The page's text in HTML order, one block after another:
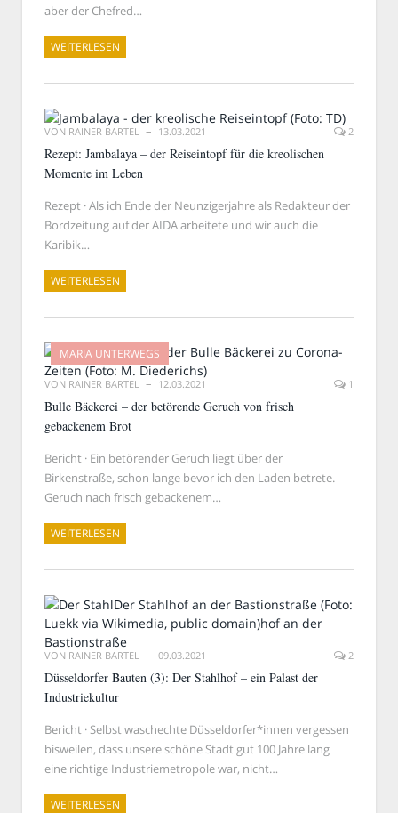
aber der Chefred…
WEITERLESEN
VON RAINER BARTEL 13.03.2021 2
Rezept: Jambalaya – der Reiseintopf für die kreolischen
Momente im Leben
Rezept · Als ich Ende der Neunzigerjahre als Redakteur der
Bordzeitung auf der AIDA arbeitete und wir auch die
Karibik…
WEITERLESEN
MARIA UNTERWEGS
VON RAINER BARTEL 12.03.2021 1
Bulle Bäckerei – der betörende Geruch von frisch
gebackenem Brot
Bericht · Ein betörender Geruch liegt über der
Birkenstraße, schon lange bevor ich den Laden betrete.
Geruch nach frisch gebackenem…
WEITERLESEN
VON RAINER BARTEL 09.03.2021 2
Düsseldorfer Bauten (3): Der Stahlhof – ein Palast der
Industriekultur
Bericht · Selbst waschechte Düsseldorfer*innen vergessen
bisweilen, dass unsere schöne Stadt gut 100 Jahre lang
eine richtige Industriemetropole war, nicht…
WEITERLESEN